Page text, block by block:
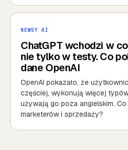
NEWSY AI
ChatGPT wchodzi w
nie tylko w testy. Co
dane OpenAI
OpenAI pokazało, że
częściej, wykonują więcej
używają go poza angielskim.
marketerów i sprzedaży?